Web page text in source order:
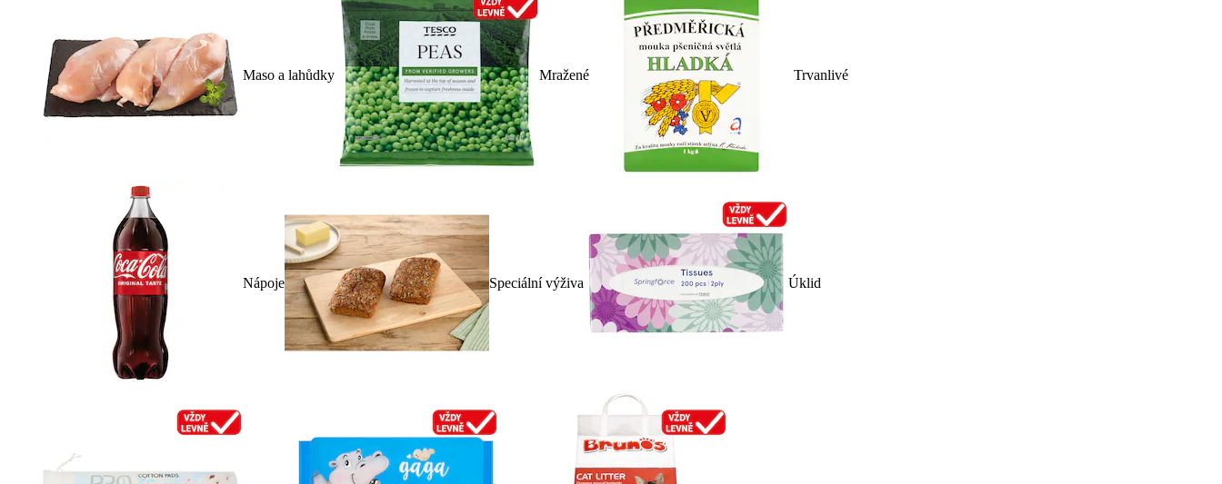
Maso a lahůdky Mražené Trvanlivé
Nápoje Speciální výživa Úklid